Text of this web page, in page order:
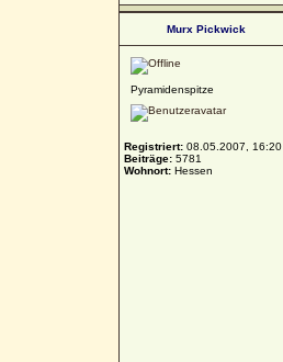
Murx Pickwick
Pyramidenspitze
Registriert:08.05.2007, 16:20
Beiträge:5781
Wohnort:Hessen